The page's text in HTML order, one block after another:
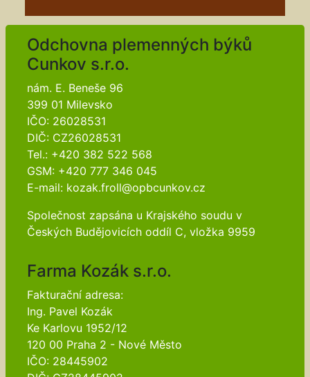
Odchovna plemenných býků
Cunkov s.r.o.
nám. E. Beneše 96
399 01 Milevsko
IČO: 26028531
DIČ: CZ26028531
Tel.: +420 382 522 568
GSM: +420 777 346 045
E-mail: kozak.froll@opbcunkov.cz
Společnost zapsána u Krajského soudu v
Českých Budějovicích oddíl C, vložka 9959
Farma Kozák s.r.o.
Fakturační adresa:
Ing. Pavel Kozák
Ke Karlovu 1952/12
120 00 Praha 2 - Nové Město
IČO: 28445902